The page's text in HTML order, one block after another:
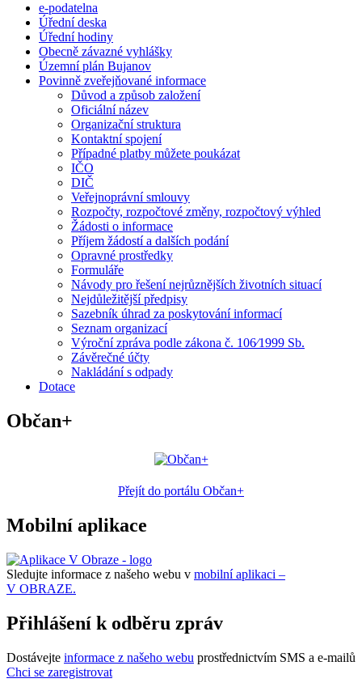
e-podatelna
Úřední deska
Úřední hodiny
Obecně závazné vyhlášky
Územní plán Bujanov
Povinně zveřejňované informace
Důvod a způsob založení
Oficiální název
Organizační struktura
Kontaktní spojení
Případné platby můžete poukázat
IČO
DIČ
Veřejnoprávní smlouvy
Rozpočty, rozpočtové změny, rozpočtový výhled
Žádosti o informace
Příjem žádostí a dalších podání
Opravné prostředky
Formuláře
Návody pro řešení nejrůznějších životních situací
Nejdůležitější předpisy
Sazebník úhrad za poskytování informací
Seznam organizací
Výroční zpráva podle zákona č. 106⁄1999 Sb.
Závěrečné účty
Nakládání s odpady
Dotace
Občan+
Přejít do portálu Občan+
Mobilní aplikace
Sledujte informace z našeho webu v mobilní aplikaci –
V OBRAZE.
Přihlášení k odběru zpráv
Dostávejte informace z našeho webu prostřednictvím SMS a e-mailů
Chci se zaregistrovat